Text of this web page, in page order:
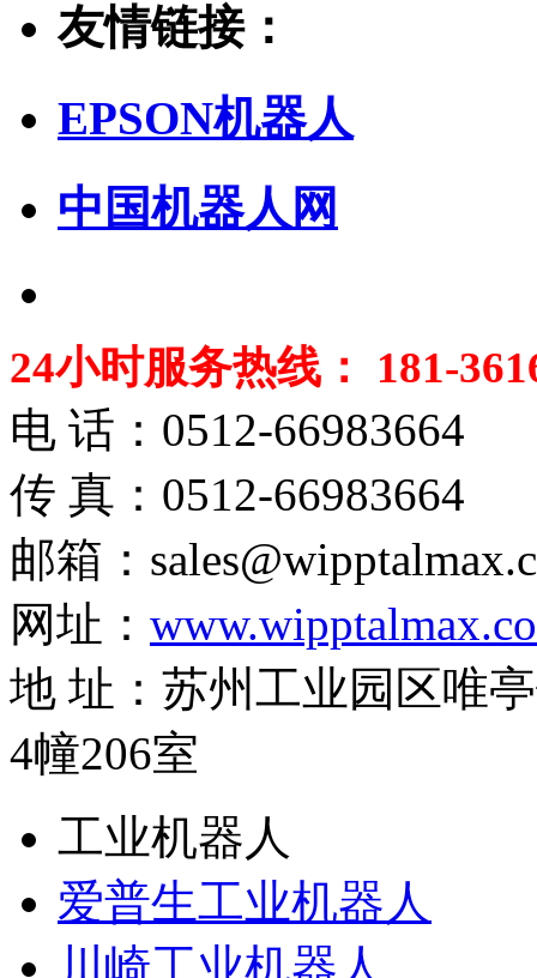
友情链接：
EPSON机器人
中国机器人网
24小时服务热线： 181-
电 话：0512-66983664
传 真：0512-66983664
邮箱：
网址：
地 址：苏州工业园区唯
4幢206室
工业机器人
爱普生工业机器人
川崎工业机器人